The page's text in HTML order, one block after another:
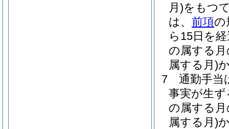
月)をもつ
は、 前項の
ら15日を
の属する
属する月)
7
通勤手当
事実が生
の属する
属する月)